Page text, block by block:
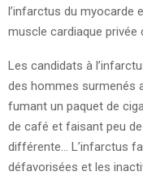
l’infarctus du myocarde
muscle cardiaque privée
Les candidats à
des hommes surmenés
fumant un paquet de
de café et faisant peu
différente… L’infarctus
défavorisées et les